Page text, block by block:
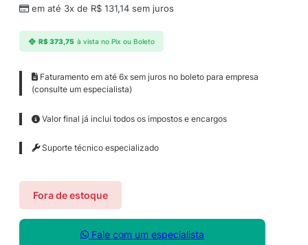
em até 3x de R$ 131,14 sem juros
R$373,75 à vista no Pix ou Boleto
Faturamento em até 6x sem juros no boleto para empresa
(consulte um especialista)
Valor final já inclui todos os impostos e encargos
Suporte técnico especializado
Fora de estoque
Fale com um especialista